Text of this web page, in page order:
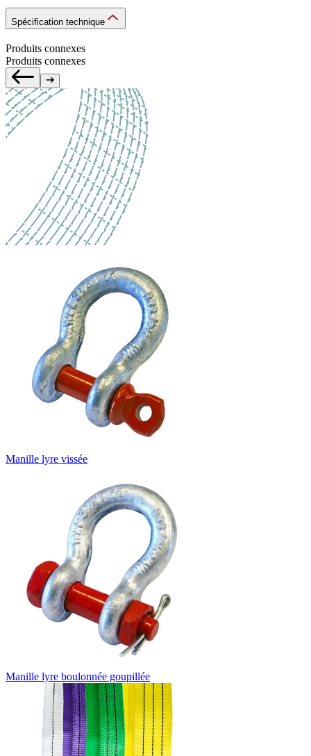
Spécification technique
Produits connexes
Produits connexes
Manille lyre vissée
Manille lyre boulonnée goupillée